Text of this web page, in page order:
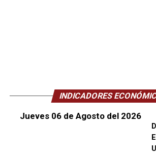
INDICADORES
Jueves 06 de Agosto del 2026